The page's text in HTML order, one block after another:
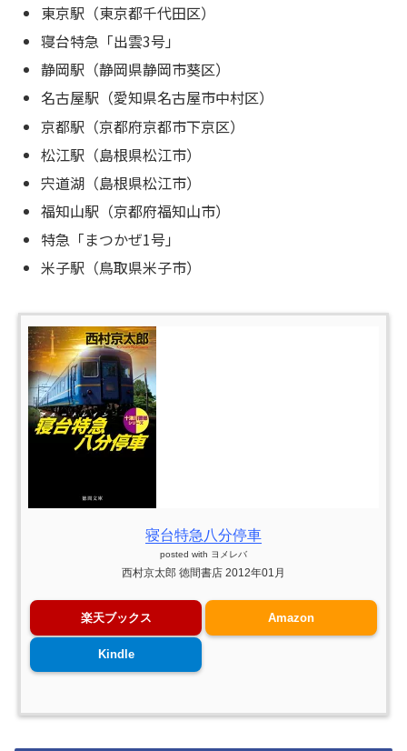
東京駅（東京都千代田区）
寝台特急「出雲3号」
静岡駅（静岡県静岡市葵区）
名古屋駅（愛知県名古屋市中村区）
京都駅（京都府京都市下京区）
松江駅（島根県松江市）
宍道湖（島根県松江市）
福知山駅（京都府福知山市）
特急「まつかぜ1号」
米子駅（鳥取県米子市）
寝台特急八分停車
posted with ヨメレバ
西村京太郎 徳間書店 2012年01月
楽天ブックス Amazon
Kindle